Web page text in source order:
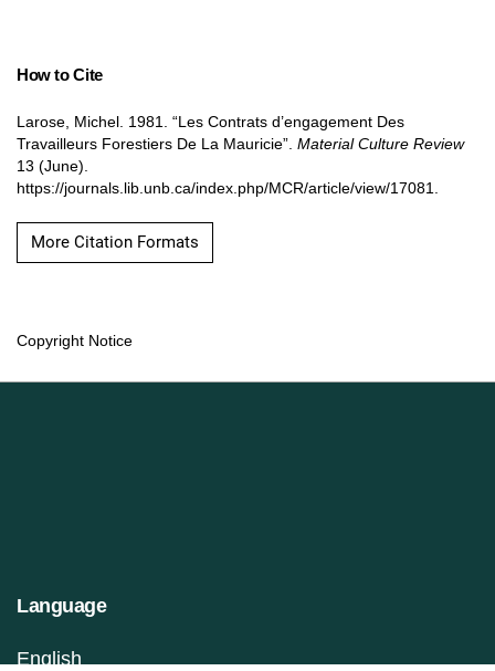
How to Cite
Larose, Michel. 1981. “Les Contrats d’engagement Des
Travailleurs Forestiers De La Mauricie”. Material Culture Review
13 (June).
https://journals.lib.unb.ca/index.php/MCR/article/view/17081.
More Citation Formats
Copyright Notice
Language
English